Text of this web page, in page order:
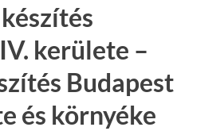
kerülete –
Budapest
és környéke